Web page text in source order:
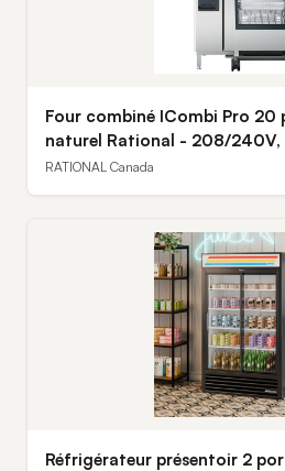
Four combiné ICombi Pro 20
naturel Rational - 208/240V,
RATIONAL Canada
Réfrigérateur présentoir 2